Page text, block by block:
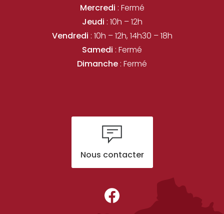
Mercredi : Fermé
Jeudi : 10h – 12h
Vendredi : 10h – 12h, 14h30 – 18h
Samedi : Fermé
Dimanche : Fermé
Nous contacter